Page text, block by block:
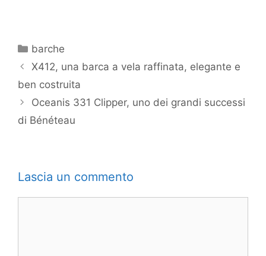
Categorie
barche
X412, una barca a vela raffinata, elegante e
ben costruita
Oceanis 331 Clipper, uno dei grandi successi
di Bénéteau
Lascia un commento